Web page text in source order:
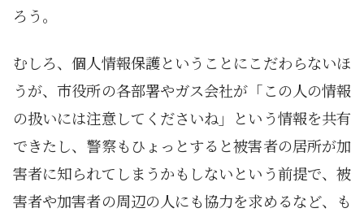
ろう。
むしろ、個人情報保護ということにこだわらないほ
うが、市役所の各部署やガス会社が「この人の情報
の扱いには注意してくださいね」という情報を共有
できたし、警察もひょっとすると被害者の居所が加
害者に知られてしまうかもしないという前提で、被
害者や加害者の周辺の人にも協力を求めるなど、も